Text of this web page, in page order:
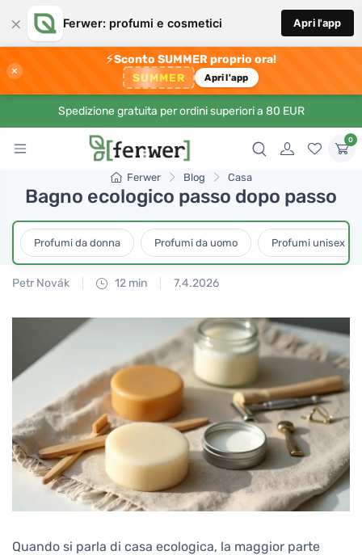
× Ferwer: profumi e cosmetici Apri l'app
×
⚡Sconto SUMMER proprio ora!
SUMMER Apri l'app
Spedizione gratuita per ordini superiori a 80 EUR
0
Ferwer Blog Casa
Bagno ecologico passo dopo passo
Profumi da donna Profumi da uomo Profumi unisex
Petr Novák 12 min 7.4.2026
Quando si parla di casa ecologica, la maggior parte